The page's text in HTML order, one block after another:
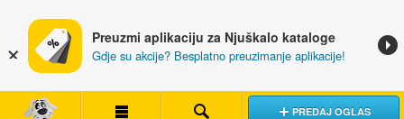
Preuzmi aplikaciju za Njuškalo kataloge
Gdje su akcije? Besplatno preuzimanje aplikacije!
PREDAJ OGLAS